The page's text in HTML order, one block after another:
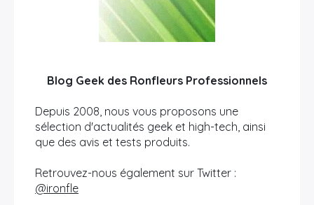
Blog Geek des Ronfleurs Professionnels
Depuis 2008, nous vous proposons une
sélection d'actualités geek et high-tech, ainsi
que des avis et tests produits.
Retrouvez-nous également sur Twitter :
@ironfle